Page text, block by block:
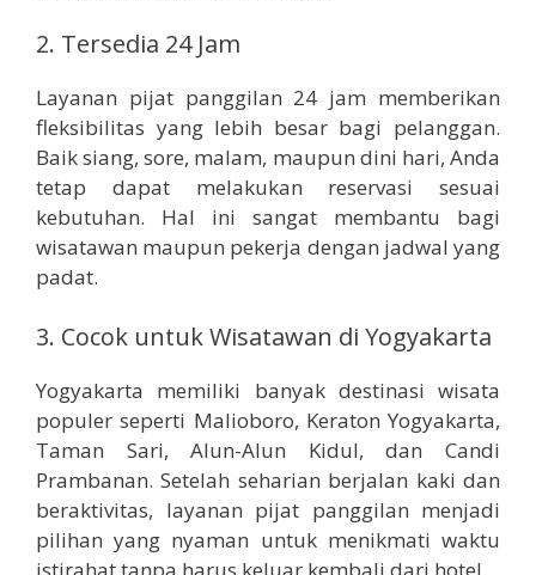
2. Tersedia 24 Jam
Layanan pijat panggilan 24 jam memberikan
fleksibilitas yang lebih besar bagi pelanggan.
Baik siang, sore, malam, maupun dini hari, Anda
tetap dapat melakukan reservasi sesuai
kebutuhan. Hal ini sangat membantu bagi
wisatawan maupun pekerja dengan jadwal yang
padat.
3. Cocok untuk Wisatawan di Yogyakarta
Yogyakarta memiliki banyak destinasi wisata
populer seperti Malioboro, Keraton Yogyakarta,
Taman Sari, Alun-Alun Kidul, dan Candi
Prambanan. Setelah seharian berjalan kaki dan
beraktivitas, layanan pijat panggilan menjadi
pilihan yang nyaman untuk menikmati waktu
istirahat tanpa harus keluar kembali dari hotel.